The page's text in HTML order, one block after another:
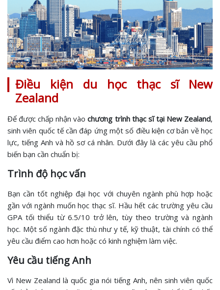
Điều kiện du học thạc sĩ New
Zealand
Để được chấp nhận vàochương trình thạc sĩ tại New Zealand,
sinh viên quốc tế cần đáp ứng một số điều kiện cơ bản về học
lực, tiếng Anh và hồ sơ cá nhân. Dưới đây là các yêu cầu phổ
biến bạn cần chuẩn bị:
Trình độ học vấn
Bạn cần tốt nghiệp đại học với chuyên ngành phù hợp hoặc
gần với ngành muốn học thạc sĩ. Hầu hết các trường yêu cầu
GPA tối thiểu từ 6.5/10 trở lên, tùy theo trường và ngành
học. Một số ngành đặc thù như y tế, kỹ thuật, tài chính có thể
yêu cầu điểm cao hơn hoặc có kinh nghiệm làm việc.
Yêu cầu tiếng Anh
Vì New Zealand là quốc gia nói tiếng Anh, nên sinh viên quốc